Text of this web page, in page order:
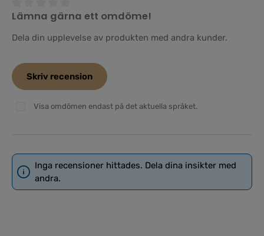
Genomsnittligt betyg på 0 av 5 stjärnor
Lämna gärna ett omdöme!
Dela din upplevelse av produkten med andra kunder.
Skriv recension
Visa omdömen endast på det aktuella språket.
Inga recensioner hittades. Dela dina insikter med
andra.